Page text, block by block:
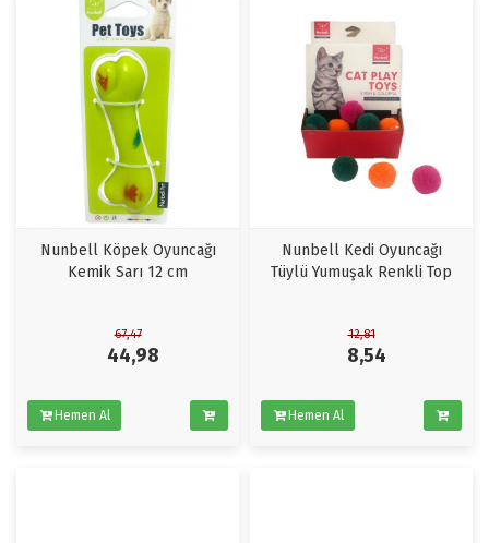
Nunbell Köpek Oyuncağı
Kemik Sarı 12 cm
67,47
44,98
Hemen Al
Nunbell Kedi Oyuncağı
Tüylü Yumuşak Renkli Top
12,81
8,54
Hemen Al